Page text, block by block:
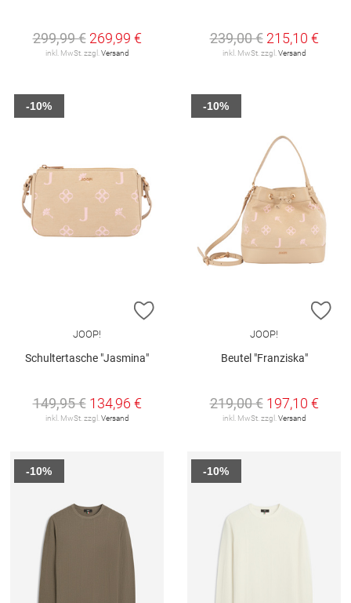
299,99 € 269,99 €
inkl. MwSt. zzgl. Versand
239,00 € 215,10 €
inkl. MwSt. zzgl. Versand
ZUR WUNSCHLISTE HINZUFÜGEN
JOOP!
Schultertasche "Jasmina"
149,95 € 134,96 €
inkl. MwSt. zzgl.Versand
-10%
JOOP!
Beutel "Franziska"
219,00 € 197,10 €
inkl. MwSt. zzgl.Versand
-10%
-10% -10%